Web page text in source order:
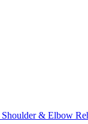
Shoulder & Elbow